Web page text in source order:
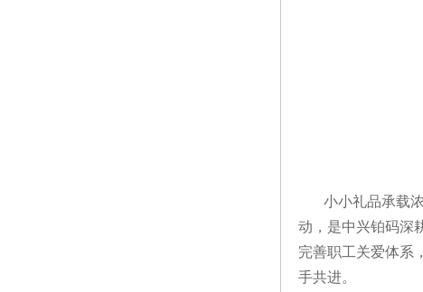
小小礼品承载
动，是中兴铂码深
完善职工关爱体系
手共进。